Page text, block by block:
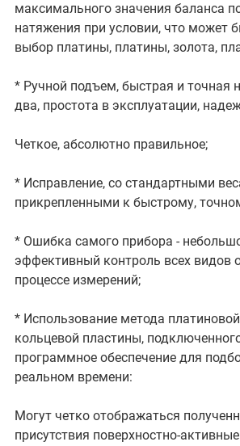
максимального значения баланса
натяжения при условии, что может
выбор платины, платины, золота,
* Ручной подъем, быстрая и точная
два, простота в эксплуатации,
Четкое, абсолютно правильное;
* Исправление, со стандартными
прикрепленными к быстрому,
* Ошибка самого прибора -
эффективный контроль всех видов
процессе измерений;
* Использование метода
кольцевой пластины,
программное обеспечение для
реальном времени:
Могут четко отображаться
присутствия поверхностно-